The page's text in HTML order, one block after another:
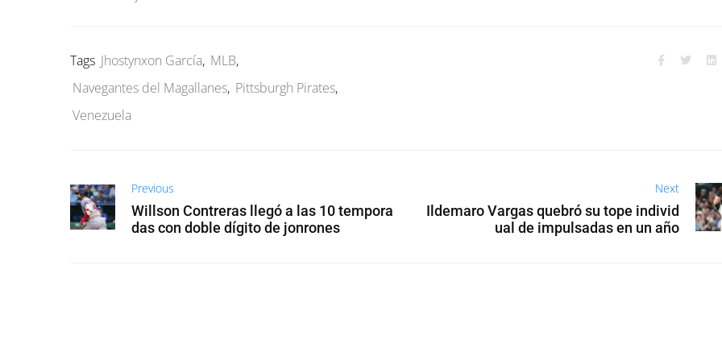
Tags Jhostynxon García, MLB,
Navegantes del Magallanes, Pittsburgh Pirates,
Venezuela
Previous
Willson Contreras llegó a las 10 tempora
das con doble dígito de jonrones
Next
Ildemaro Vargas quebró su tope individ
ual de impulsadas en un año